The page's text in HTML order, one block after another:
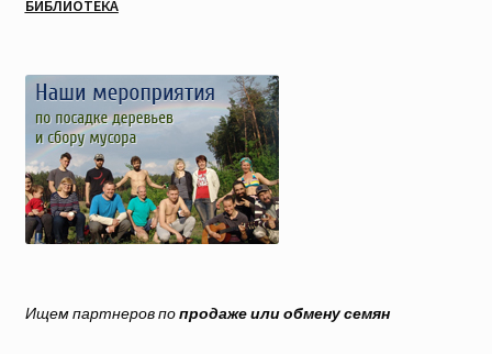
БИБЛИОТЕКА
Ищем партнеров попродаже или обмену семян